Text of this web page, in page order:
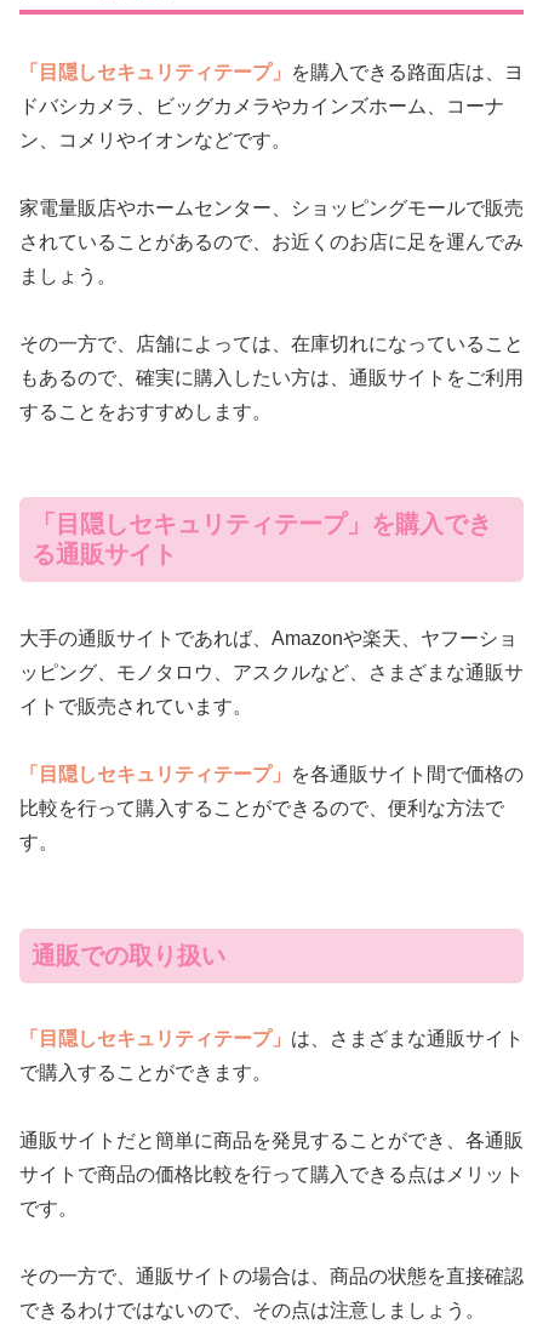
「目隠しセキュリティテープ」
を購入できる路面店は、ヨ
ドバシカメラ、ビッグカメラやカインズホーム、コーナ
ン、コメリやイオンなどです。
家電量販店やホームセンター、ショッピングモールで販売
されていることがあるので、お近くのお店に足を運んでみ
ましょう。
その一方で、店舗によっては、在庫切れになっていること
もあるので、確実に購入したい方は、通販サイトをご利用
することをおすすめします。
「目隠しセキュリティテープ」を購入でき
る通販サイト
大手の通販サイトであれば、Amazonや楽天、ヤフーショ
ッピング、モノタロウ、アスクルなど、さまざまな通販サ
イトで販売されています。
「目隠しセキュリティテープ」
を各通販サイト間で価格の
比較を行って購入することができるので、便利な方法で
す。
通販での取り扱い
「目隠しセキュリティテープ」 は、さまざまな通販サイト
で購入することができます。
通販サイトだと簡単に商品を発見することができ、各通販
サイトで商品の価格比較を行って購入できる点はメリット
です。
その一方で、通販サイトの場合は、商品の状態を直接確認
できるわけではないので、その点は注意しましょう。